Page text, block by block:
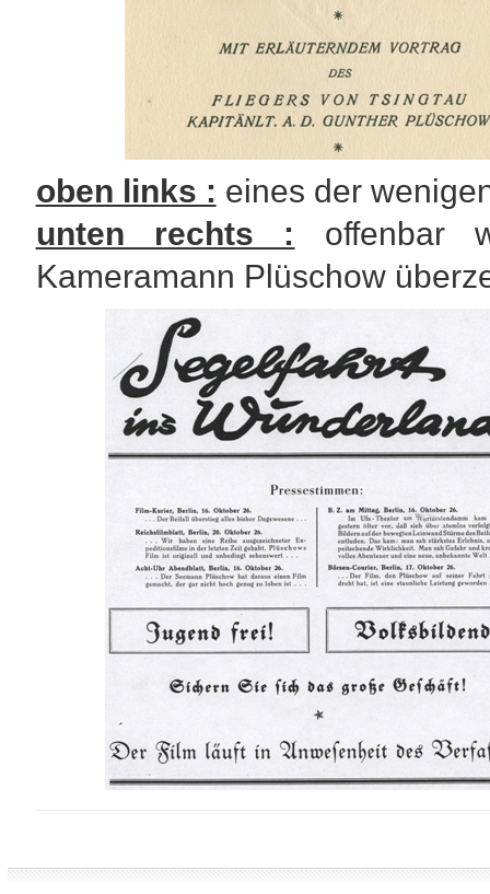
oben links : eines der
unten rechts :
offenbar
Kameramann Plüschow